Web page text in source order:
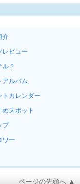
介
レビュー
ル？
アルバム
トカレンダー
めスポット
プ
ワー
ページの先頭へ ▲